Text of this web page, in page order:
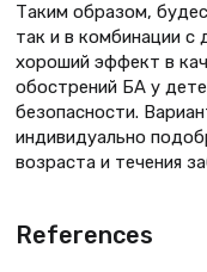
Таким образом,
так и в комбинации с
хороший эффект в
обострений БА у
безопасности.
индивидуально
возраста и течения
References